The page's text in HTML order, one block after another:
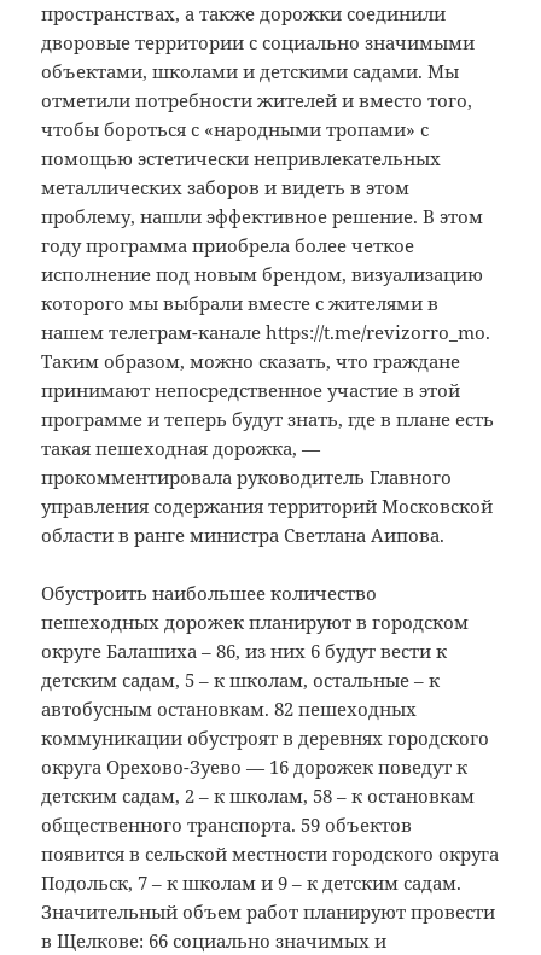
пространствах, а также дорожки соединили
дворовые территории с социально значимыми
объектами, школами и детскими садами. Мы
отметили потребности жителей и вместо того,
чтобы бороться с «народными тропами» с
помощью эстетически непривлекательных
металлических заборов и видеть в этом
проблему, нашли эффективное решение. В этом
году программа приобрела более четкое
исполнение под новым брендом, визуализацию
которого мы выбрали вместе с жителями в
нашем телеграм-канале https://t.me/revizorro_mo.
Таким образом, можно сказать, что граждане
принимают непосредственное участие в этой
программе и теперь будут знать, где в плане есть
такая пешеходная дорожка, —
прокомментировала руководитель Главного
управления содержания территорий Московской
области в ранге министра Светлана Аипова.
Обустроить наибольшее количество
пешеходных дорожек планируют в городском
округе Балашиха – 86, из них 6 будут вести к
детским садам, 5 – к школам, остальные – к
автобусным остановкам. 82 пешеходных
коммуникации обустроят в деревнях городского
округа Орехово-Зуево — 16 дорожек поведут к
детским садам, 2 – к школам, 58 – к остановкам
общественного транспорта. 59 объектов
появится в сельской местности городского округа
Подольск, 7 – к школам и 9 – к детским садам.
Значительный объем работ планируют провести
в Щелкове: 66 социально значимых и